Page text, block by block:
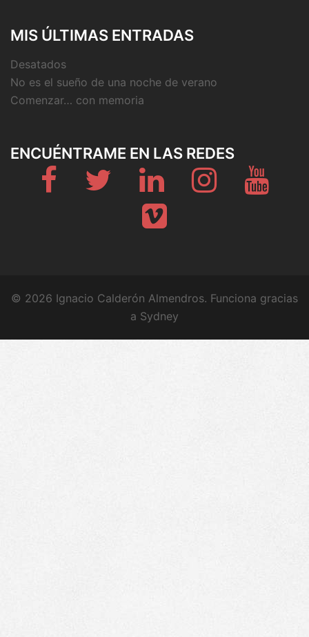
MIS ÚLTIMAS ENTRADAS
Desatados
No es el sueño de una noche de verano
Comenzar… con memoria
ENCUÉNTRAME EN LAS REDES
Fb Twitter Linkedin Instagram
Vimeo
© 2026 Ignacio Calderón Almendros. Funciona gracias
a Sydney